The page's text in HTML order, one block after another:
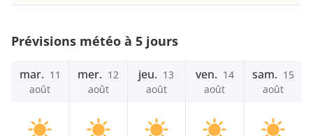
Prévisions météo à 5 jours
mar. 11
août
mer. 12
août
jeu. 13
août
ven. 14
août
sam. 15
août